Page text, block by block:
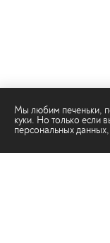
Мы любим печеньки,
куки. Но только если
персональных данных